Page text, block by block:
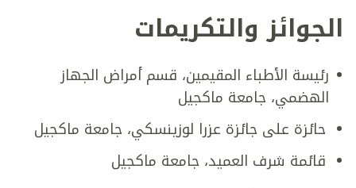
الجوائز والتكريمات
رئيسة الأطباء المقيمين، قسم أمراض الجهاز
الهضمي، جامعة ماكجيل
حائزة على جائزة عزرا لوزينسكي، جامعة ماكجيل
قائمة شرف العميد، جامعة ماكجيل